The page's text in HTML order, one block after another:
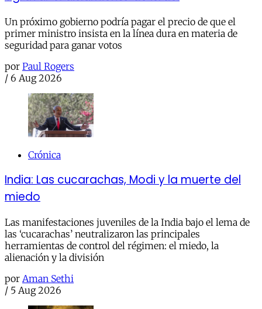
Un próximo gobierno podría pagar el precio de que el
primer ministro insista en la línea dura en materia de
seguridad para ganar votos
por Paul Rogers
/ 6 Aug 2026
Crónica
India: Las cucarachas, Modi y la muerte del
miedo
Las manifestaciones juveniles de la India bajo el lema de
las ‘cucarachas’ neutralizaron las principales
herramientas de control del régimen: el miedo, la
alienación y la división
por Aman Sethi
/ 5 Aug 2026